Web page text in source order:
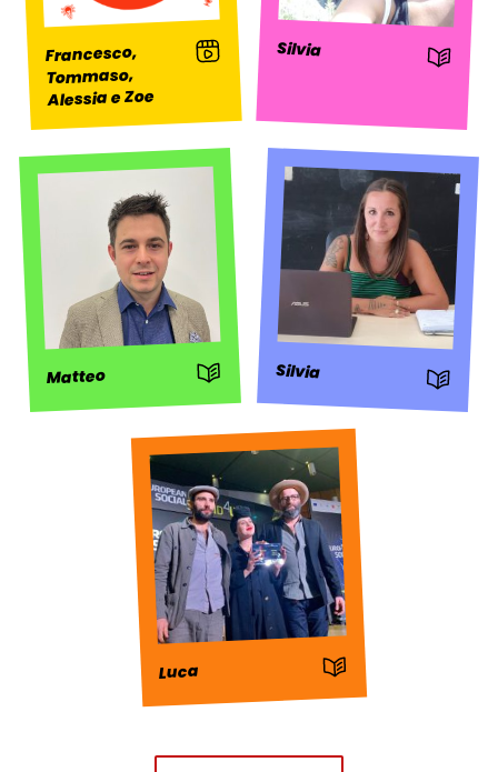
Francesco,
Tommaso,
Alessia e Zoe
: Video Silvia : Storia
Matteo : Storia Silvia : Storia
Luca : Storia